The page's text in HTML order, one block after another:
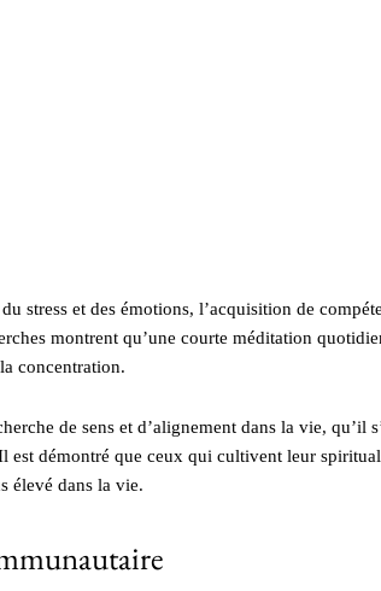
stress et des émotions, l’acquisition de
montrent qu’une courte méditation
concentration.
de sens et d’alignement dans la vie, qu’il
est démontré que ceux qui cultivent leur
élevé dans la vie.